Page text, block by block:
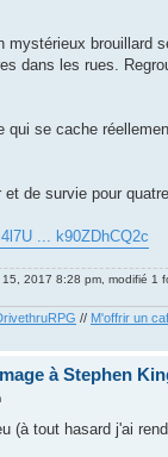
mystérieux
dans les rues.
qui se cache
et de survie pour
... k90ZDhCQ2c
2017 8:28 pm, modifié 1
// M'offrir un
à Stephen
(à tout hasard j'ai